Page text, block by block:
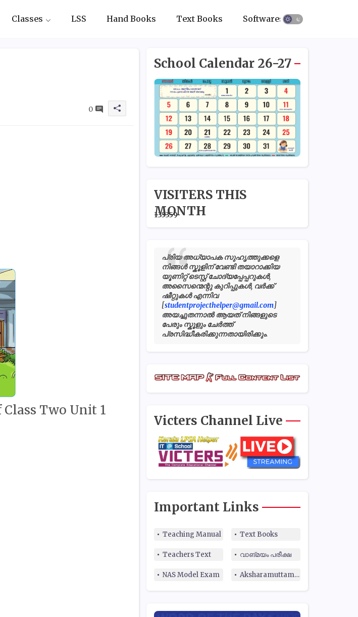
Classes LSS Hand Books Text Books Softwares
0
Class Two Unit 1
School Calendar 26-27
VISITERS THIS
MONTH
135359
പ്രിയ അധ്യാപക സുഹൃത്തുക്കളെ
നിങ്ങൾ സ്കൂളിന് വേണ്ടി തയാറാക്കിയ
യൂണിറ്റ് ടെസ്റ്റ് ചോദ്യപ്പേപ്പറുകൾ,
അസൈന്മെന്റു കുറിപ്പുകൾ, വർക്ക്
ഷീറ്റുകൾ എന്നിവ
[studentprojecthelper@gmail.com]
അയച്ചുതന്നാൽ ആയത് നിങ്ങളുടെ
പേരും സ്കൂളും ചേർത്ത്
പ്രസിദ്ധീകരിക്കുന്നതായിരിക്കും.
Victers Channel Live
Important Links
Teaching Manual Text Books
Teachers Text വാങ്മയം പരീക്ഷ
NAS Model Exam Aksharamuttam Quiz